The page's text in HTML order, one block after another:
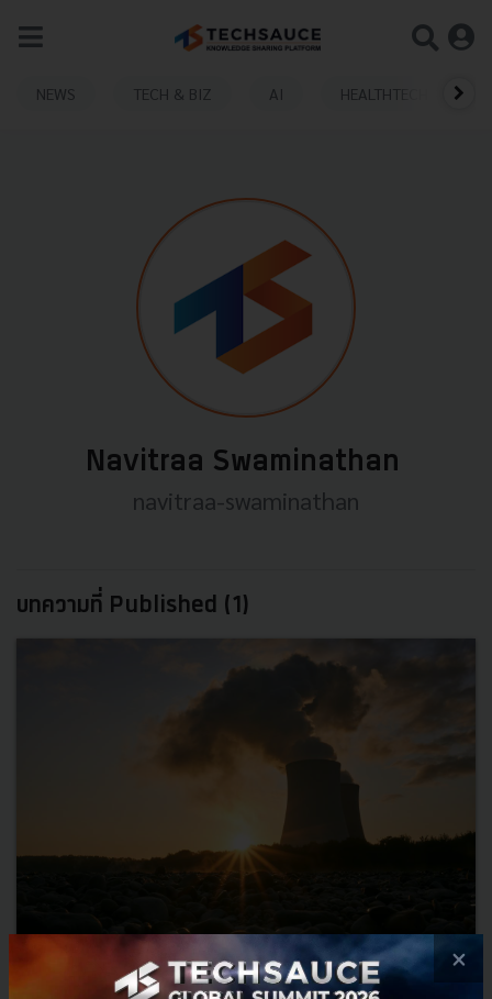
NEWS TECH & BIZ AI HEALTHTECH
Navitraa Swaminathan
navitraa-swaminathan
บทความที่ Published (1)
On the Precipice of Energy Transition
×